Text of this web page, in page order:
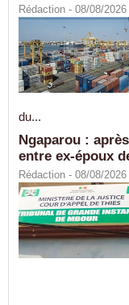
Rédaction - 08/08/2026
du...
Ngaparou :
entre ex-époux
Rédaction - 08/08/2026